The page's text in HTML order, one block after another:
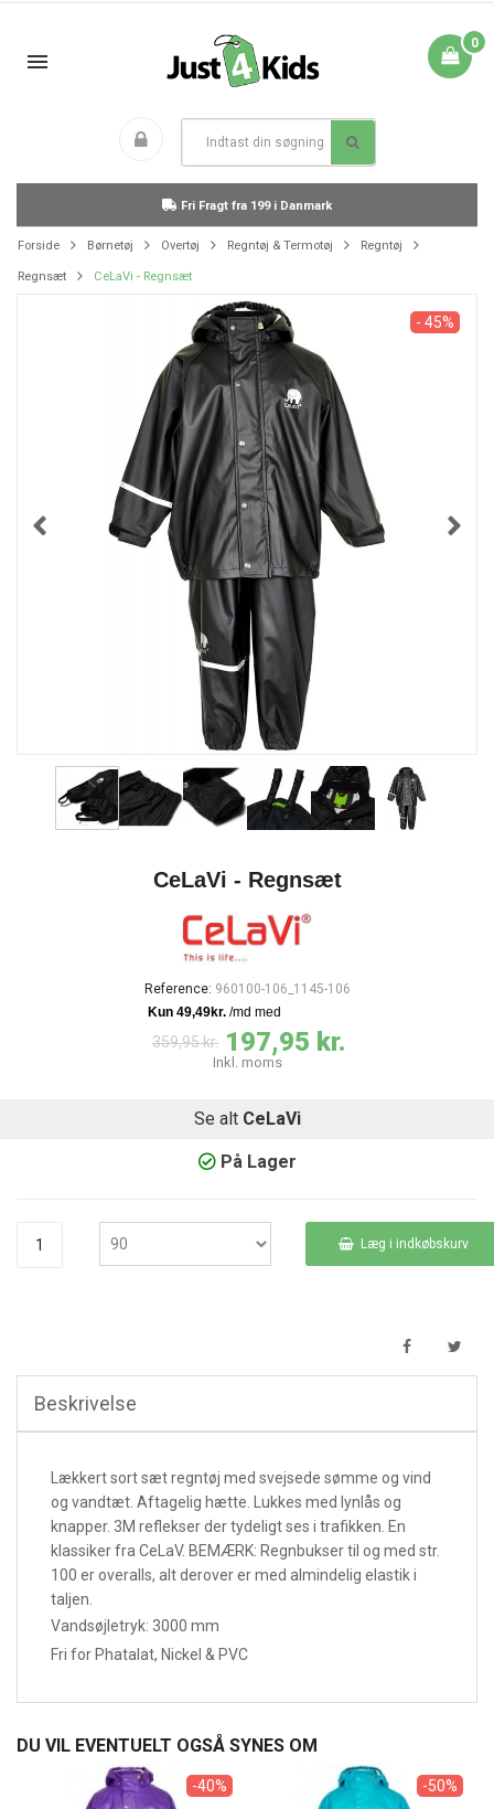
0
Fri Fragt fra 199 i Danmark
Forside Børnetøj Overtøj Regntøj & Termotøj Regntøj
Regnsæt CeLaVi - Regnsæt
- 45%
CeLaVi - Regnsæt
Reference: 960100-106_1145-106
359,95 kr. 197,95 kr.
Inkl. moms
Se alt CeLaVi
På Lager
Læg i indkøbskurv
Beskrivelse
Lækkert sort sæt regntøj med svejsede sømme og vind
og vandtæt. Aftagelig hætte. Lukkes med lynlås og
knapper. 3M reflekser der tydeligt ses i trafikken. En
klassiker fra CeLaV. BEMÆRK: Regnbukser til og med str.
100 er overalls, alt derover er med almindelig elastik i
taljen.
Vandsøjletryk: 3000 mm
Fri for Phatalat, Nickel & PVC
DU VIL EVENTUELT OGSÅ SYNES OM
-40% -50%